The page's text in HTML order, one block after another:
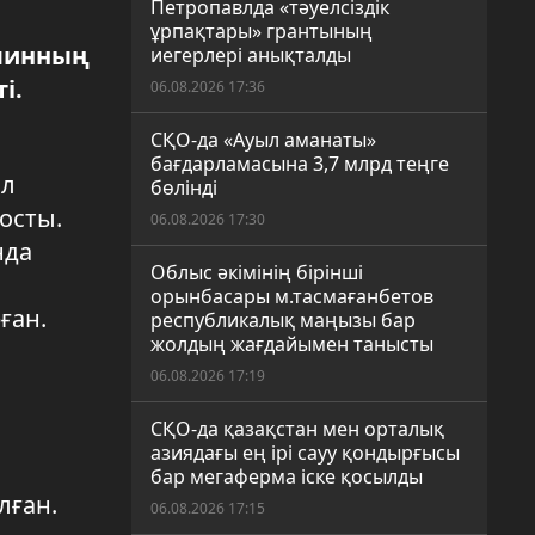
Петропавлда «тәуелсіздік
ұрпақтары» грантының
иегерлері анықталды
06.08.2026 17:36
СҚО-да «Ауыл аманаты»
бағдарламасына 3,7 млрд теңге
бөлінді
06.08.2026 17:30
Облыс әкімінің бірінші
орынбасары м.тасмағанбетов
республикалық маңызы бар
жолдың жағдайымен танысты
06.08.2026 17:19
СҚО-да қазақстан мен орталық
азиядағы ең ірі сауу қондырғысы
бар мегаферма іске қосылды
06.08.2026 17:15